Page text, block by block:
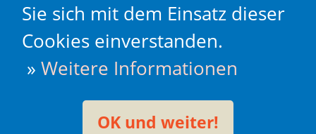
Sie sich mit dem Einsatz dieser
Cookies einverstanden.
»Weitere Informationen
OK und weiter!